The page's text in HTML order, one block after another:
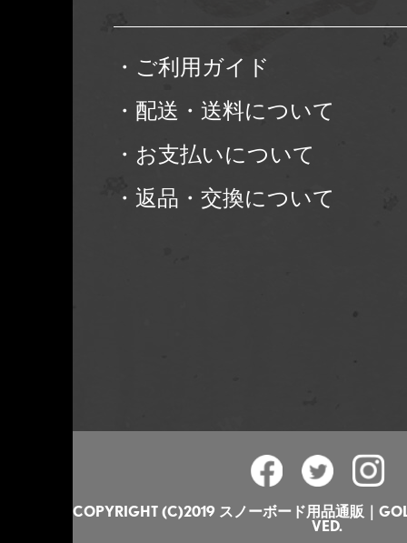
・ご利用ガイド
・配送・送料について
・お支払いについて
・返品・交換について
COPYRIGHT (C)2019 スノーボード用品通販｜
VED.